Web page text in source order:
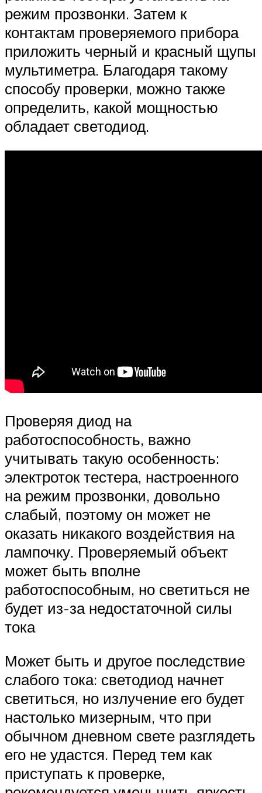
режим прозвонки. Затем к
контактам проверяемого прибора
приложить черный и красный щупы
мультиметра. Благодаря такому
способу проверки, можно также
определить, какой мощностью
обладает светодиод.
Проверяя диод на
работоспособность, важно
учитывать такую особенность:
электроток тестера, настроенного
на режим прозвонки, довольно
слабый, поэтому он может не
оказать никакого воздействия на
лампочку. Проверяемый объект
может быть вполне
работоспособным, но светиться не
будет из-за недостаточной силы
тока
Может быть и другое последствие
слабого тока: светодиод начнет
светиться, но излучение его будет
настолько мизерным, что при
обычном дневном свете разглядеть
его не удастся. Перед тем как
приступать к проверке,